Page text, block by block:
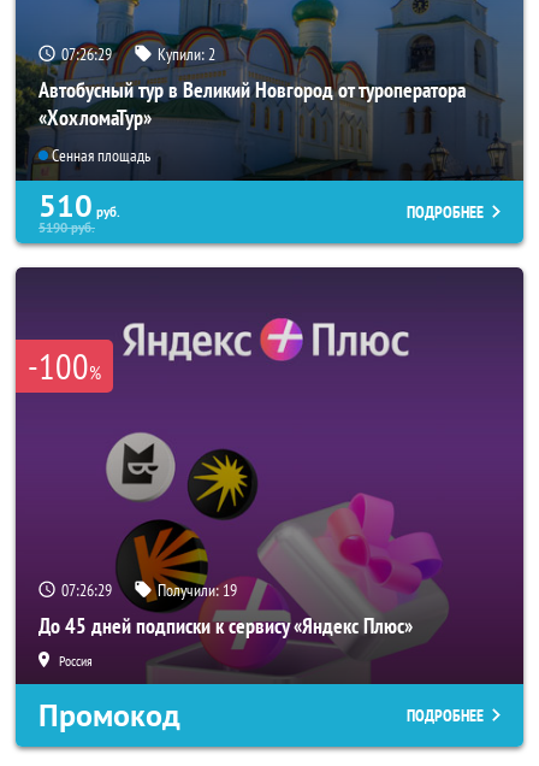
07:26:26 Купили: 2
Автобусный тур в Великий Новгород от туроператора
«ХохломаТур»
Сенная площадь
510 руб.
5190руб.
ПОДРОБНЕЕ
-100%
07:26:26 Получили:19
До 45 дней подписки к сервису «Яндекс Плюс»
Россия
Промокод ПОДРОБНЕЕ